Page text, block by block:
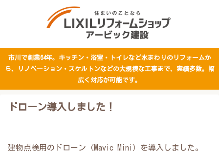
市川で創業64年。キッチン・浴室・トイレなど水まわりのリフォームか
ら、リノベーション・スケルトンなどの大規模な工事まで、実績多数。幅
広く対応が可能です。
ドローン導入しました！
建物点検用のドローン（Mavic Mini）を導入しました。